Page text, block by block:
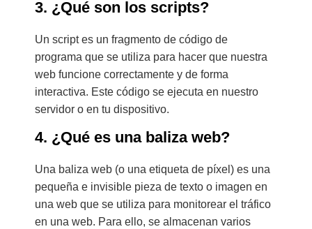
3. ¿Qué son los scripts?
Un script es un fragmento de código de
programa que se utiliza para hacer que nuestra
web funcione correctamente y de forma
interactiva. Este código se ejecuta en nuestro
servidor o en tu dispositivo.
4. ¿Qué es una baliza web?
Una baliza web (o una etiqueta de píxel) es una
pequeña e invisible pieza de texto o imagen en
una web que se utiliza para monitorear el tráfico
en una web. Para ello, se almacenan varios